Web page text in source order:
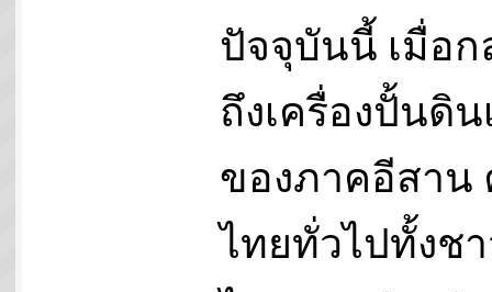
ปัจจุบันนี้ เมื่อก
ถึงเครื่องปั้นดิน
ของภาคอีสาน
ไทยทั่วไปทั้งช